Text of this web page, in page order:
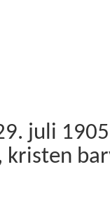
juli
kristen